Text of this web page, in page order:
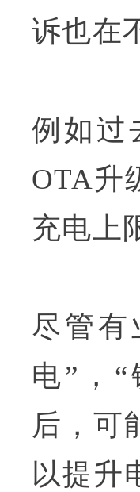
诉也在
例如过
OTA升
充电上
尽管有
电”，
后，可
以提升